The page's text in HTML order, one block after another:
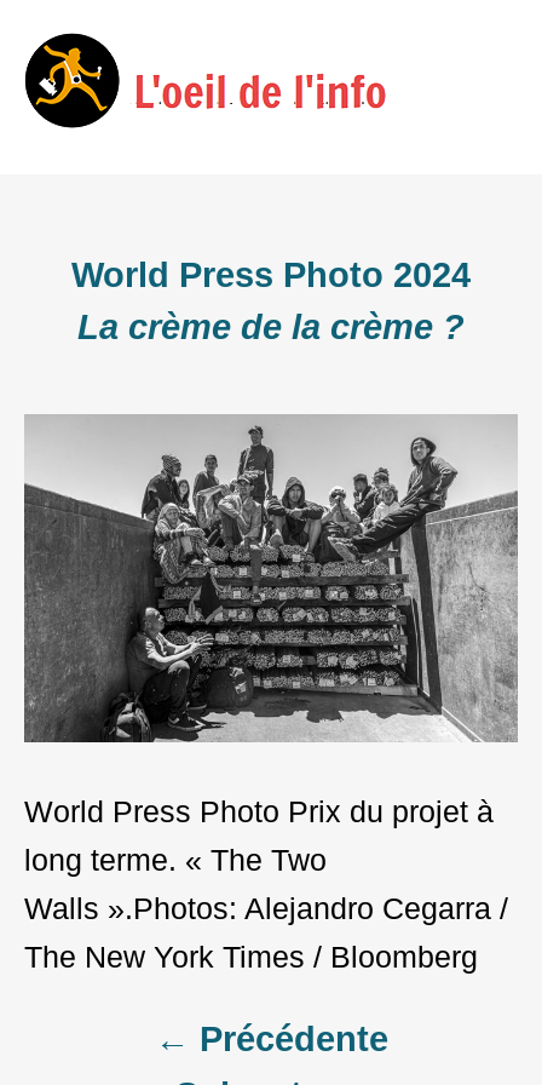
Skip
to
World Press Photo 2024
La crème de la crème ?
World Press Photo Prix du projet à
long terme. « The Two
Walls ».Photos: Alejandro Cegarra /
The New York Times / Bloomberg
← Précédente